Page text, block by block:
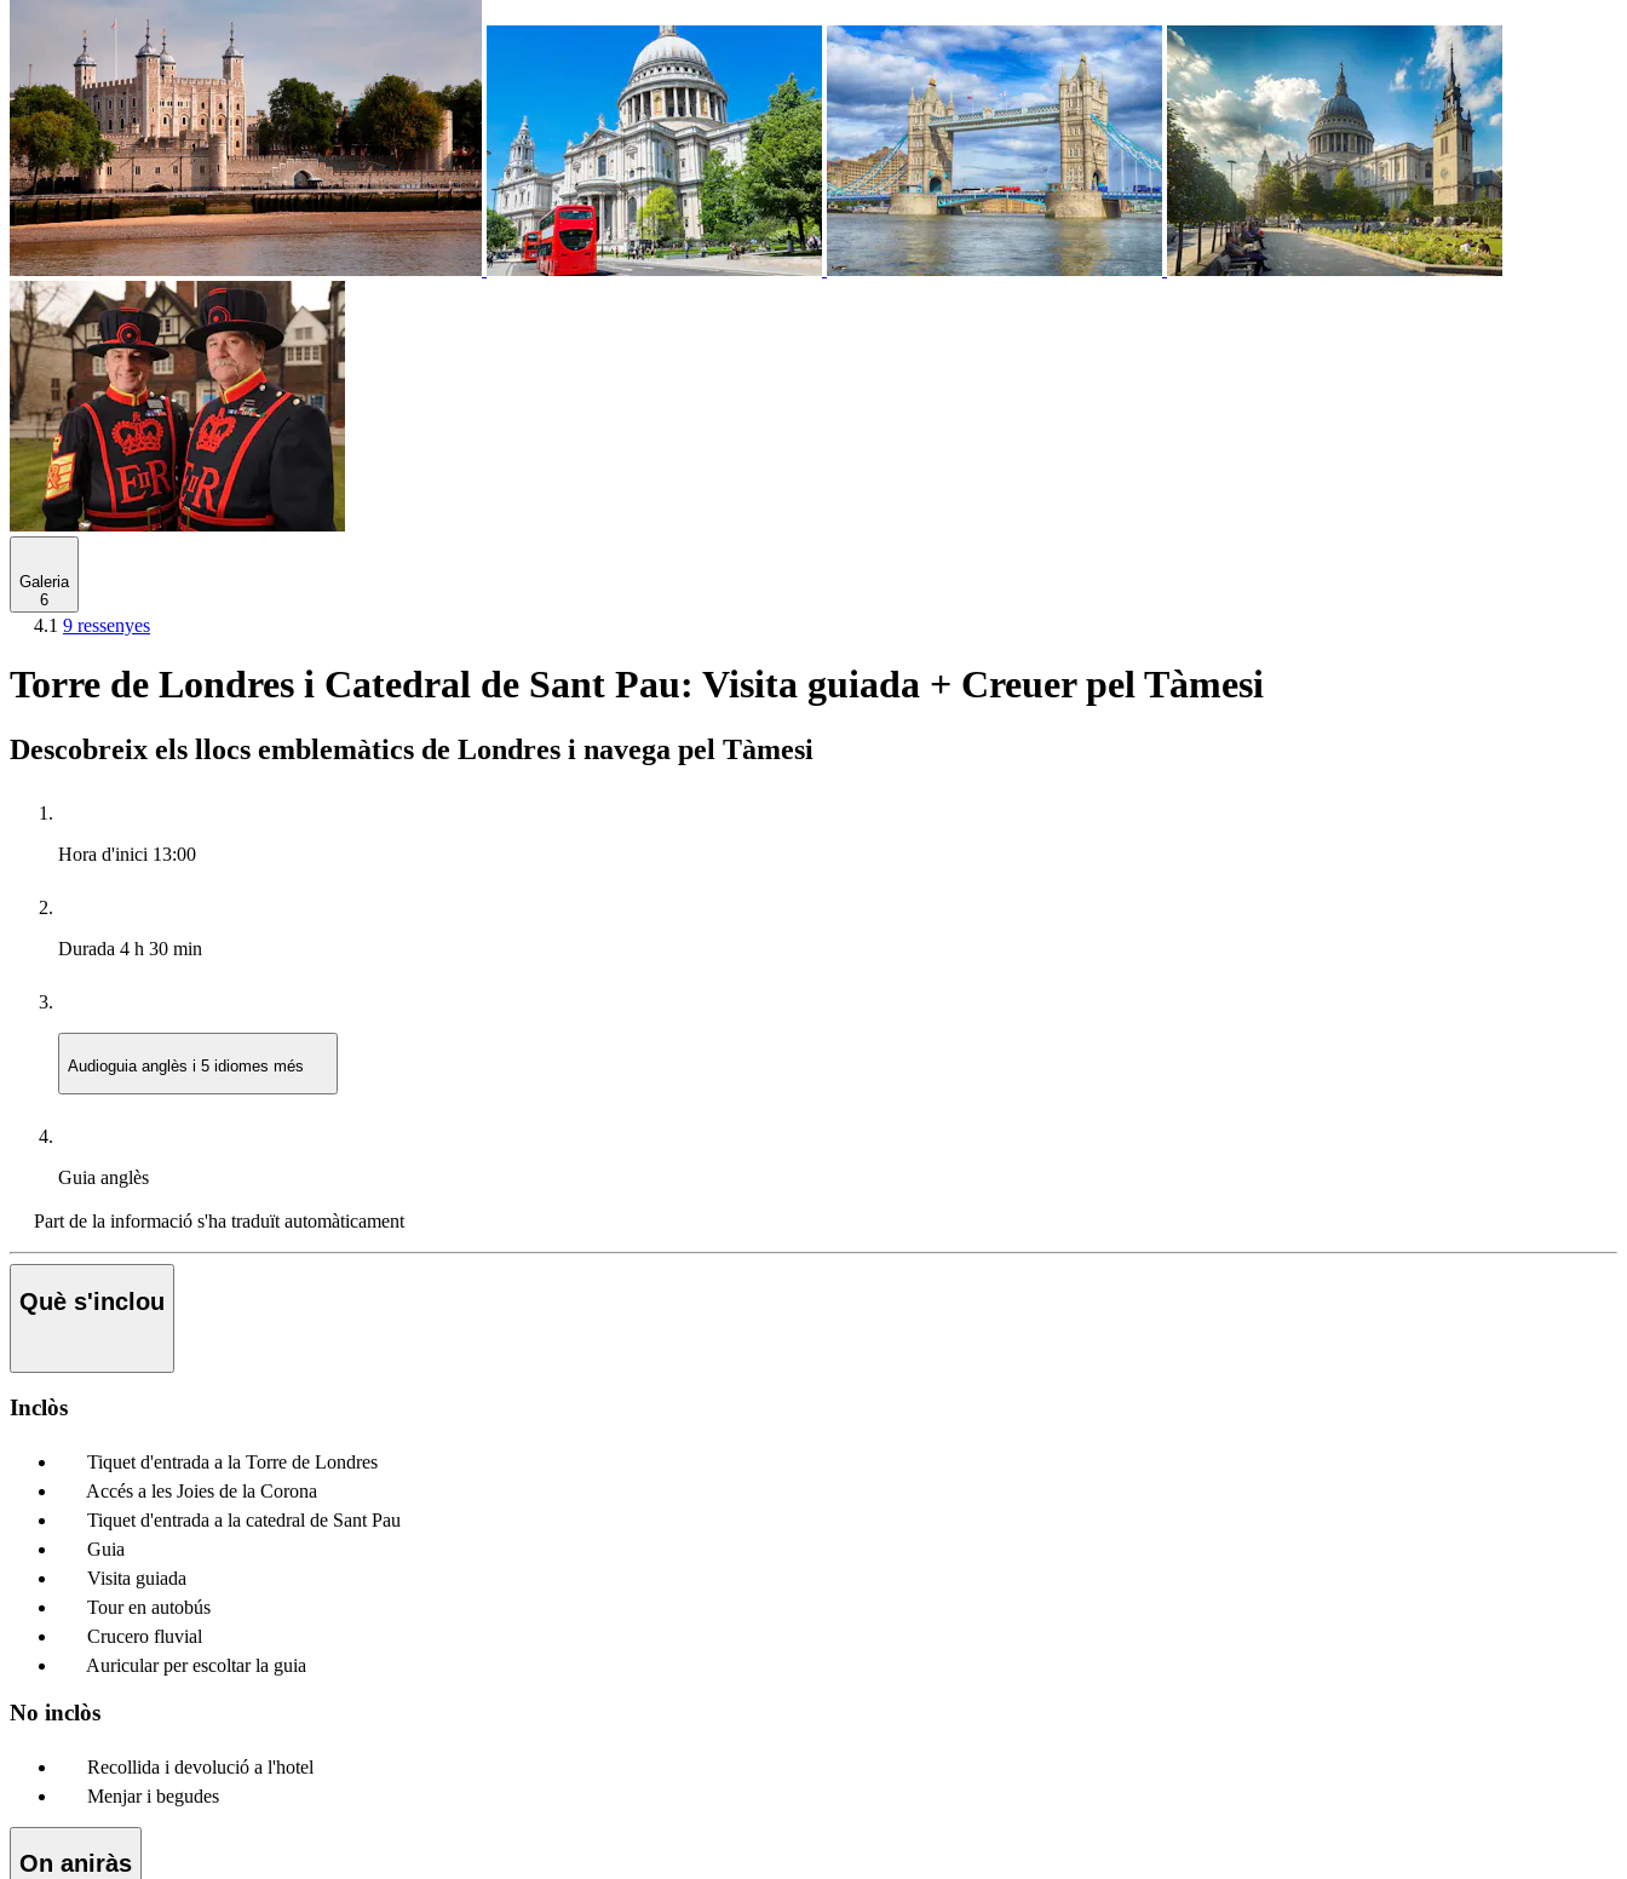
Galeria
6
4.1 9 ressenyes
Torre de Londres i Catedral de Sant Pau: Visita guiada + Creuer pel Tàmesi
Descobreix els llocs emblemàtics de Londres i navega pel Tàmesi
Hora d'inici 13:00
Durada 4 h 30 min
Audioguia anglès i 5 idiomes més
Guia anglès
Part de la informació s'ha traduït automàticament
Què s'inclou
Inclòs
Tiquet d'entrada a la Torre de Londres
Accés a les Joies de la Corona
Tiquet d'entrada a la catedral de Sant Pau
Guia
Visita guiada
Tour en autobús
Crucero fluvial
Auricular per escoltar la guia
No inclòs
Recollida i devolució a l'hotel
Menjar i begudes
On aniràs